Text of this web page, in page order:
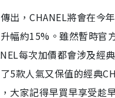
出，CHANEL將會在今
幅約15%。雖然暫時官
每次加價都會涉及經
5款人氣又保值的經典
大家記得早買早享受趁